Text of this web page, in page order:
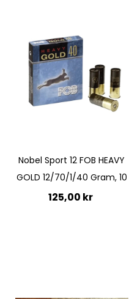
Nobel Sport 12 FOB HEAVY
GOLD 12/70/1/40 Gram, 10
125,00 kr